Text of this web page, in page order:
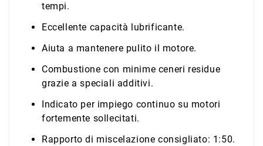
tempi.
Eccellente capacità lubrificante.
Aiuta a mantenere pulito il motore.
Combustione con minime ceneri residue
grazie a speciali additivi.
Indicato per impiego continuo su motori
fortemente sollecitati.
Rapporto di miscelazione consigliato: 1:50.